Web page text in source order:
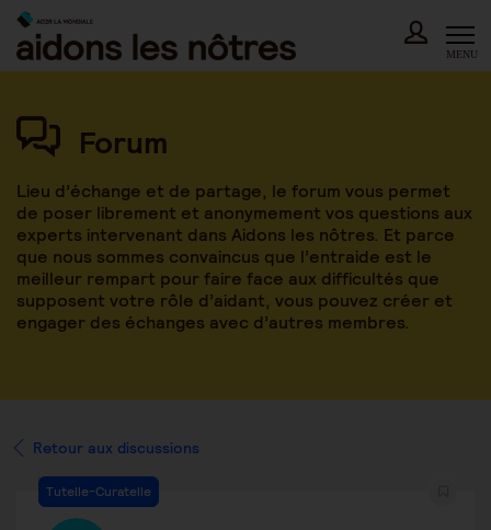
Skip
content
MENU
Forum
Lieu d’échange et de partage, le forum vous permet
de poser librement et anonymement vos questions aux
experts intervenant dans Aidons les nôtres. Et parce
que nous sommes convaincus que l’entraide est le
meilleur rempart pour faire face aux difficultés que
supposent votre rôle d’aidant, vous pouvez créer et
engager des échanges avec d’autres membres.
Retour aux discussions
Tutelle-Curatelle